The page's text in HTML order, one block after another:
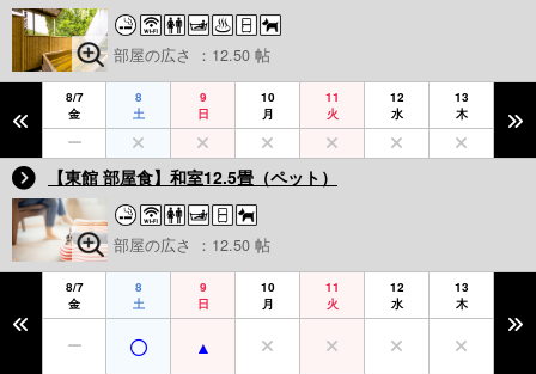
部屋の広さ ：12.50 帖
8/7
金
8
土
9
日
10
月
11
火
12
水
13
木
【東館 部屋食】和室12.5畳（ペット）
部屋の広さ ：12.50 帖
8/7
金
8
土
9
日
10
月
11
火
12
水
13
木